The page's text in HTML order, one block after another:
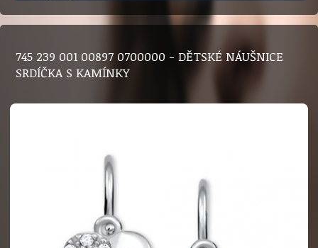
745 239 001 00897 0700000 - DĚTSKÉ NÁUŠNICE
SRDÍČKA S KAMÍNKY